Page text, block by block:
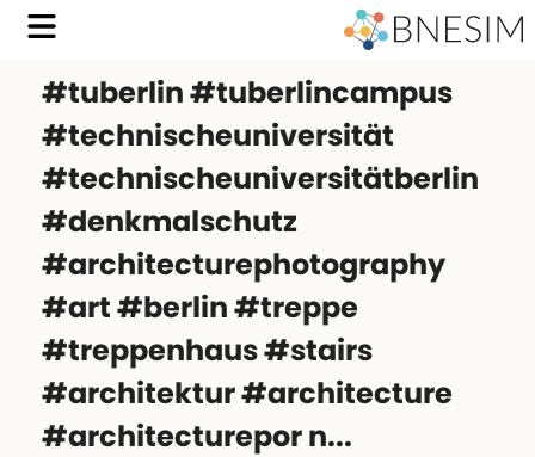
#tuberlin #tuberlincampus
#technischeuniversität
#technischeuniversitätberlin
#denkmalschutz
#architecturephotography
#art #berlin #treppe
#treppenhaus #stairs
#architektur #architecture
#architecturepor n...